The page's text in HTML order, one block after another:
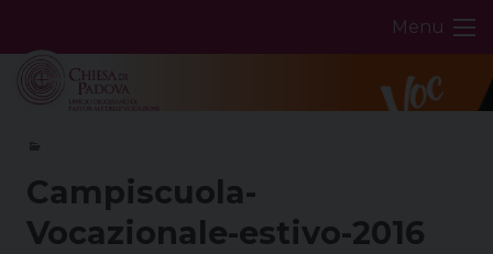
content
Menu
Campiscuola-
Vocazionale-estivo-2016